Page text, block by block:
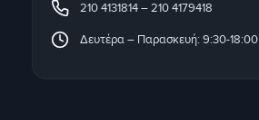
210 4131814–210 4179418
Δευτέρα – Παρασκευή: 9:30-18:00